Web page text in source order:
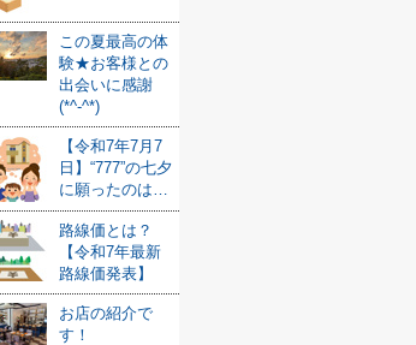
この夏最高の体
験★お客様との
出会いに感謝
(*^-^*)
【令和7年7月7
日】“777”の七夕
に願ったのは…
路線価とは？
【令和7年最新
路線価発表】
お店の紹介で
す！